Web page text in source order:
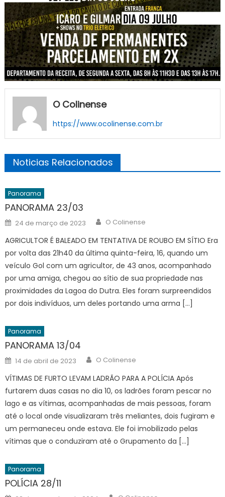
O Colinense
https://www.ocolinense.com.br
Noticias Relacionados
Panorama
PANORAMA 23/03
Posted
on
24 de março de 2023 Author
O Colinense
AGRICULTOR É BALEADO EM TENTATIVA DE ROUBO EM SÍTIO Era
por volta das 21h40 da última quinta-feira, 16, quando um
veículo Gol com um agricultor, de 43 anos, acompanhado
por uma amiga, chegou ao sítio de sua propriedade nas
proximidades da Lagoa do Dutra. Eles foram surpreendidos
por dois indivíduos, um deles portando uma arma […]
Panorama
PANORAMA 13/04
Posted
on
14 de abril de 2023 Author
O Colinense
VÍTIMAS DE FURTO LEVAM LADRÃO PARA A POLÍCIA Após
furtarem duas casas no dia 10, os ladrões foram pescar no
lago e as vítimas, acompanhadas de mais pessoas, foram
até o local onde visualizaram três meliantes, dois fugiram e
um permaneceu onde estava. Ele foi imobilizado pelas
vítimas que o conduziram até o Grupamento da […]
Panorama
POLÍCIA 28/11